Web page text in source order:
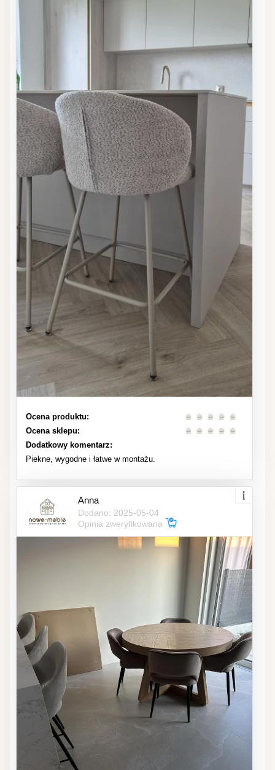
Ocena produktu:
Ocena sklepu:
Dodatkowy komentarz:
Piekne, wygodne i łatwe w montażu.
Anna
Dodano: 2025-05-04
Opinia zweryfikowana